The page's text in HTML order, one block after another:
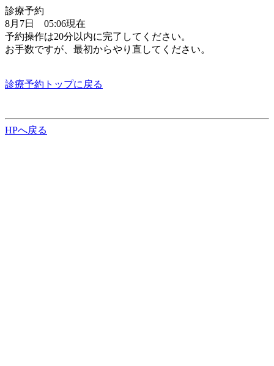
診療予約
8月7日 05:06現在
予約操作は20分以内に完了してください。
お手数ですが、最初からやり直してください。
診療予約トップに戻る
HPへ戻る